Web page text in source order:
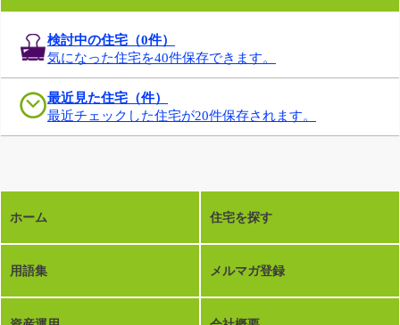
検討中の住宅（0件）
気になった住宅を40件保存できます。
最近見た住宅（件）
最近チェックした住宅が20件保存されます。
ホーム 住宅を探す
用語集 メルマガ登録